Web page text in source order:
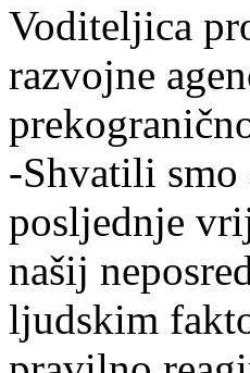
Voditeljica
razvojne
-Shvatili smo
posljednje
našij
ljudskim